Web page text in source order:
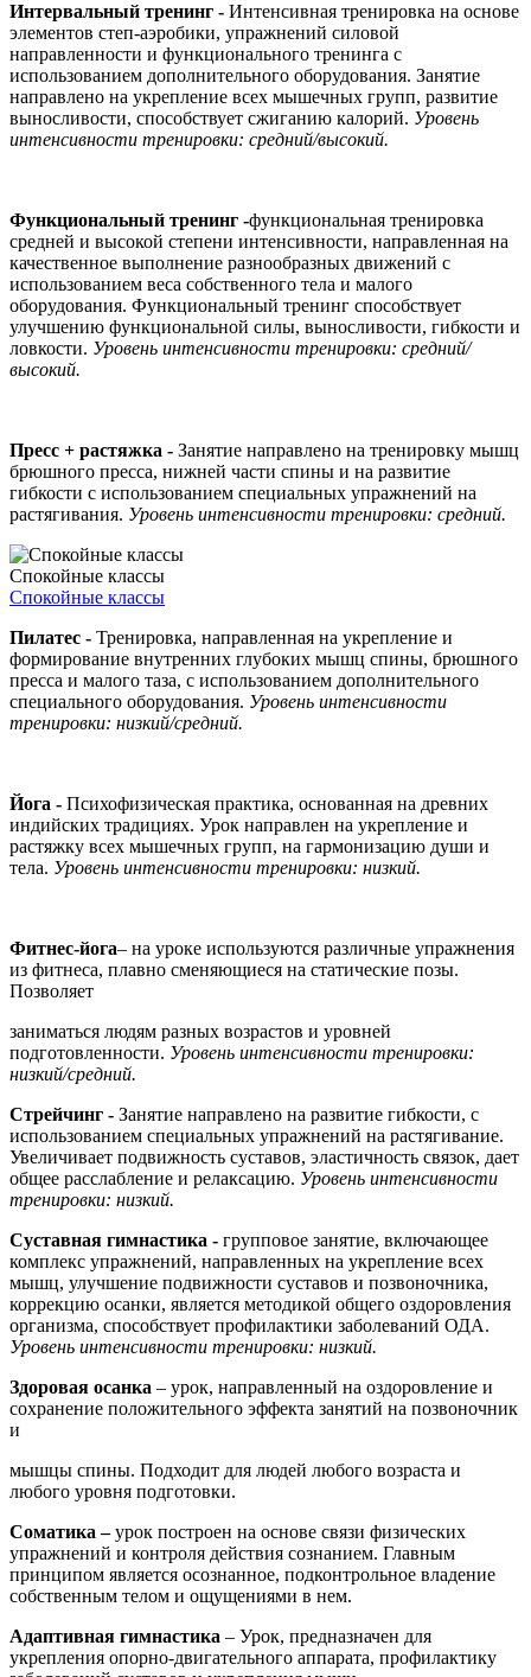
Интервальный тренинг - Интенсивная тренировка на основе
элементов степ-аэробики, упражнений силовой
направленности и функционального тренинга с
использованием дополнительного оборудования. Занятие
направлено на укрепление всех мышечных групп, развитие
выносливости, способствует сжиганию калорий. Уровень
интенсивности тренировки: средний/высокий.
Функциональный тренинг -функциональная тренировка
средней и высокой степени интенсивности, направленная на
качественное выполнение разнообразных движений с
использованием веса собственного тела и малого
оборудования. Функциональный тренинг способствует
улучшению функциональной силы, выносливости, гибкости и
ловкости. Уровень интенсивности тренировки: средний/
высокий.
Пресс + растяжка - Занятие направлено на тренировку мышц
брюшного пресса, нижней части спины и на развитие
гибкости с использованием специальных упражнений на
растягивания. Уровень интенсивности тренировки: средний.
Спокойные классы
Спокойные классы
Пилатес - Тренировка, направленная на укрепление и
формирование внутренних глубоких мышц спины, брюшного
пресса и малого таза, с использованием дополнительного
специального оборудования. Уровень интенсивности
тренировки: низкий/средний.
Йога - Психофизическая практика, основанная на древних
индийских традициях. Урок направлен на укрепление и
растяжку всех мышечных групп, на гармонизацию души и
тела. Уровень интенсивности тренировки: низкий.
Фитнес-йога– на уроке используются различные упражнения
из фитнеса, плавно сменяющиеся на статические позы.
Позволяет
заниматься людям разных возрастов и уровней
подготовленности. Уровень интенсивности тренировки:
низкий/средний.
Стрейчинг - Занятие направлено на развитие гибкости, с
использованием специальных упражнений на растягивание.
Увеличивает подвижность суставов, эластичность связок, дает
общее расслабление и релаксацию. Уровень интенсивности
тренировки: низкий.
Суставная гимнастика - групповое занятие, включающее
комплекс упражнений, направленных на укрепление всех
мышц, улучшение подвижности суставов и позвоночника,
коррекцию осанки, является методикой общего оздоровления
организма, способствует профилактики заболеваний ОДА.
Уровень интенсивности тренировки: низкий.
Здоровая осанка – урок, направленный на оздоровление и
сохранение положительного эффекта занятий на позвоночник
и
мышцы спины. Подходит для людей любого возраста и
любого уровня подготовки.
Соматика –урок построен на основе связи физических
упражнений и контроля действия сознанием. Главным
принципом является осознанное, подконтрольное владение
собственным телом и ощущениями в нем.
Адаптивная гимнастика – Урок, предназначен для
укрепления опорно-двигательного аппарата, профилактику